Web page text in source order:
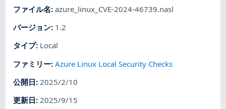
ファイル名:azure_linux_CVE-2024-46739.nasl
バージョン: 1.2
タイプ: Local
ファミリー:Azure Linux Local Security Checks
公開日:2025/2/10
更新日:2025/9/15